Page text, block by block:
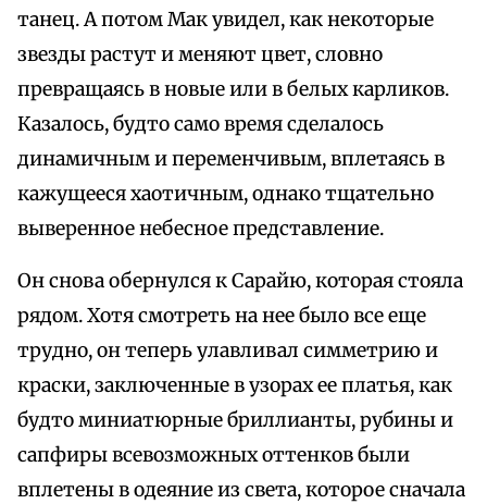
танец. А потом Мак увидел, как некоторые
звезды растут и меняют цвет, словно
превращаясь в новые или в белых карликов.
Казалось, будто само время сделалось
динамичным и переменчивым, вплетаясь в
кажущееся хаотичным, однако тщательно
выверенное небесное представление.
Он снова обернулся к Сарайю, которая стояла
рядом. Хотя смотреть на нее было все еще
трудно, он теперь улавливал симметрию и
краски, заключенные в узорах ее платья, как
будто миниатюрные бриллианты, рубины и
сапфиры всевозможных оттенков были
вплетены в одеяние из света, которое сначала